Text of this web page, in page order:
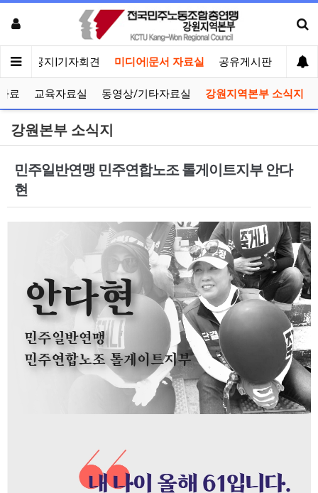
인 공지|기자회견 미디어|문서 자료실 공유게시판 선거
료 교육자료실 동영상/기타자료실 강원지역본부 소식지
강원본부 소식지
민주일반연맹 민주연합노조 톨게이트지부 안다
현